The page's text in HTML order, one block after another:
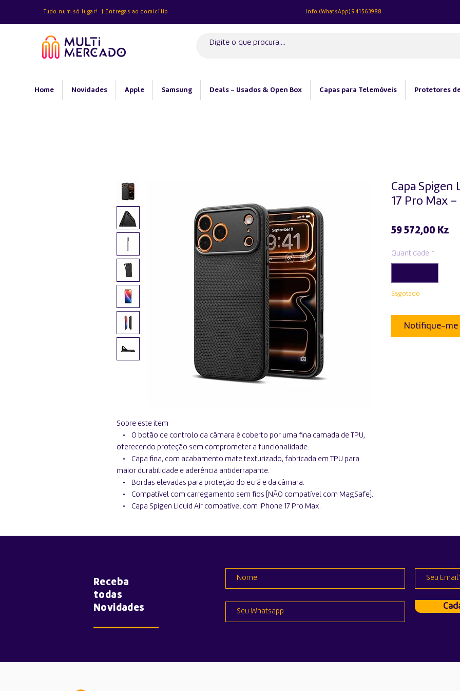
Tudo num só lugar! | Entregas ao domicílio Info (WhatsApp)941563988
Home Novidades Apple Samsung Deals - Usados & Open Box Capas para Telemóveis Protetores
Sobre este item
• O botão de controlo da câmara é coberto por uma fina camada de TPU,
oferecendo proteção sem comprometer a funcionalidade.
• Capa fina, com acabamento mate texturizado, fabricada em TPU para
maior durabilidade e aderência antiderrapante.
• Bordas elevadas para proteção do ecrã e da câmara.
• Compatível com carregamento sem fios [NÃO compatível com MagSafe].
• Capa Spigen Liquid Air compatível com iPhone 17 Pro Max.
Capa Spigen
17 Pro Max
59 572,00 Kz
Quantidade *
Esgotado
Notifique-me
Receba
todas
Novidades